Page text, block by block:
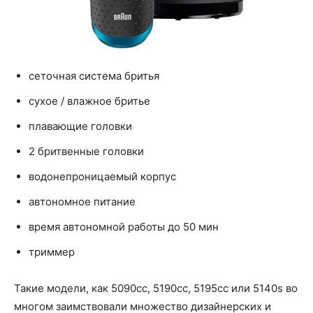
сеточная система бритья
сухое / влажное бритье
плавающие головки
2 бритвенные головки
водонепроницаемый корпус
автономное питание
время автономной работы до 50 мин
триммер
Такие модели, как 5090cc, 5190cc, 5195cc или 5140s во
многом заимствовали множество дизайнерских и